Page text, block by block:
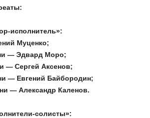
исполнитель»:
Муценко;
— Эдвард Моро;
— Сергей Аксенов;
— Евгений Байбородин;
— Александр Каленов.
солисты»: